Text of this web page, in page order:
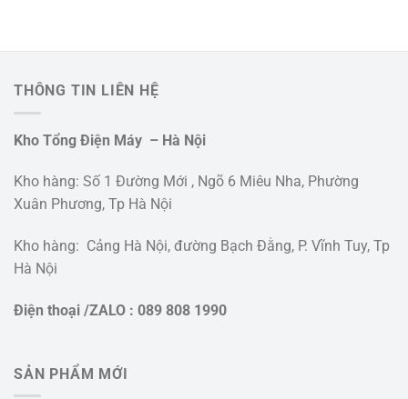
THÔNG TIN LIÊN HỆ
Kho Tổng Điện Máy – Hà Nội
Kho hàng: Số 1 Đường Mới , Ngõ 6 Miêu Nha, Phường
Xuân Phương, Tp Hà Nội
Kho hàng: Cảng Hà Nội, đường Bạch Đằng, P. Vĩnh Tuy, Tp
Hà Nội
Điện thoại /ZALO : 089 808 1990
SẢN PHẨM MỚI